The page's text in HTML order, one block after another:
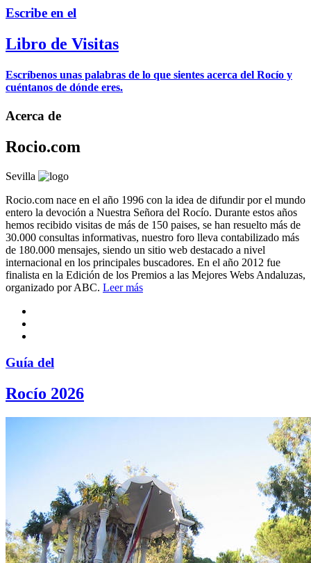
Escribe en el
Libro de Visitas
Escríbenos unas palabras de lo que sientes acerca del Rocío y
cuéntanos de dónde eres.
Acerca de
Rocio.com
Sevilla
Rocio.com nace en el año 1996 con la idea de difundir por el mundo
entero la devoción a Nuestra Señora del Rocío. Durante estos años
hemos recibido visitas de más de 150 paises, se han resuelto más de
30.000 consultas informativas, nuestro foro lleva contabilizado más
de 180.000 mensajes, siendo un sitio web destacado a nivel
internacional en los principales buscadores. En el año 2012 fue
finalista en la Edición de los Premios a las Mejores Webs Andaluzas,
organizado por ABC. Leer más
Guía del
Rocío 2026